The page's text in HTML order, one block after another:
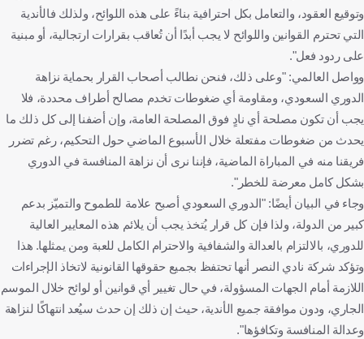
وتوقيع العقود، والتعامل بكل احترافية بناءً على هذه اللوائح، ولذلك فالأندية
التي تحترم القوانين واللوائح لا يجب أبدًا أن تُعاقب بقرارات ارتجالية، أو مبنية
على ردود فعل".
وواصل العالمي: "وعلى ذلك، فنحن نطالب أصحاب القرار بحماية نزاهة
الدوري السعودي، ومقاومة أي ضغوطات تخدم مصالح أطراف محددة، فلا
يجب أن تكون مصلحة أي نادٍ فوق المصلحة العامة، وإن أضفنا إلى كل ذلك ما
يحدث من ضغوطات مفتعلة خلال الأسبوع الماضي حول التحكيم، رغم تضرر
فريقنا منه في المباراة الماضية، فإننا نرى أن نزاهة المنافسة في الدوري
بشكل كامل معرضة للخطر".
وجاء في البيان أيضًا: "الدوري السعودي أصبح علامة للطموح والتميّز بدعم
كبير من الدولة، ولذا فإن كل قرار يُتخذ يجب أن يلائم هذه المعايير العالية
للدوري، بالالتزام بالعدالة والشفافية والاحترام الكامل للعبة ومن يمثلها. هذا
وتؤكد شركة نادي النصر أنها تحتفظ بجميع حقوقها القانونية لاتخاذ الإجراءات
اللازمة أمام الجهات المسؤولة، في حال تغيير أي قوانين أو لوائح خلال الموسم
الجاري، ودون موافقة جميع الأندية، حيث إن ذلك إن حدث سيُعد انتهاكًا لنزاهة
وعدالة المنافسة وتكافؤها".